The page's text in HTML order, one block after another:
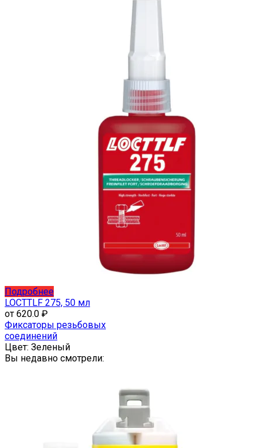
ПодробнееЭтот
товар
несколько
вариаций.
Опции
можно
LOCTTLF 275, 50 мл
от 620.0 ₽
Фиксаторы резьбовых
соединений
Цвет: Зеленый
Вы недавно смотрели: